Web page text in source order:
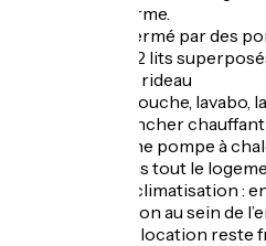
mémoire de forme.
Dégagement fermé par des
chambre avec 2 lits
séparés par un rideau
Salle de bain : douche, lavabo,
Chauffage : plancher
alimenté par une pompe à
homogène dans tout le
Pas besoin de climatisation :
par sa disposition au sein de
l’intérieur de la location reste